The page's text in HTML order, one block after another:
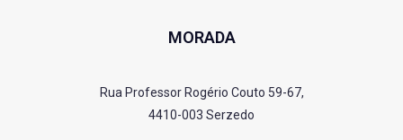
MORADA
Rua Professor Rogério Couto 59-67,
4410-003 Serzedo